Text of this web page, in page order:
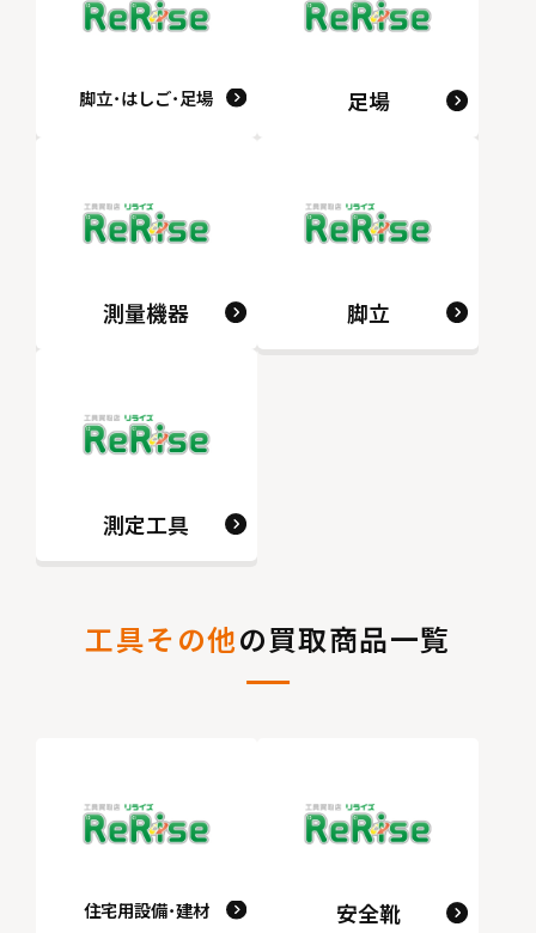
脚立･はしご･足場 足場
測量機器 脚立
測定工具
工具その他の買取商品一覧
住宅用設備･建材 安全靴